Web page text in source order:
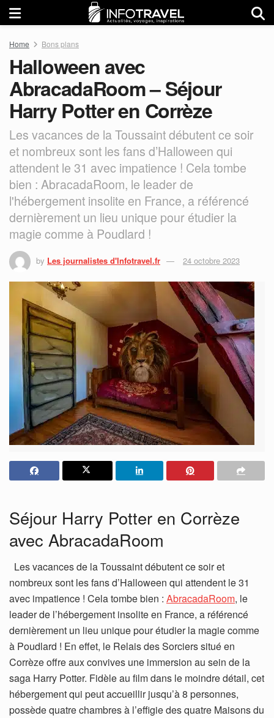
Home Bons plans
Halloween avec
AbracadaRoom – Séjour
Harry Potter en Corrèze
Les vacances de la Toussaint débutent ce soir
et nombreux sont les fans d’Halloween qui
attendent le 31 avec impatience ! Cela tombe
bien : AbracadaRoom, le leader de
l'hébergement insolite en France, a référencé
dernièrement un lieu unique pour étudier la
magie comme à Poudlard !
by Les journalistes d'Infotravel.fr 24 octobre 2023
Séjour Harry Potter en Corrèze
avec AbracadaRoom
Les vacances de la Toussaint débutent ce soir et
nombreux sont les fans d’Halloween qui attendent le 31
avec impatience ! Cela tombe bien : AbracadaRoom, le
leader de l’hébergement insolite en France, a référencé
dernièrement un lieu unique pour étudier la magie comme
à Poudlard ! En effet, le Relais des Sorciers situé en
Corrèze offre aux convives une immersion au sein de la
saga Harry Potter. Fidèle au film dans le moindre détail, cet
hébergement qui peut accueillir jusqu’à 8 personnes,
possède quatre chambres à l’effigie des quatre Maisons du